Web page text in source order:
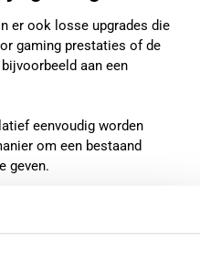
er ook losse upgrades die
gaming prestaties of de
aan een
eenvoudig worden
om een bestaand
geven.